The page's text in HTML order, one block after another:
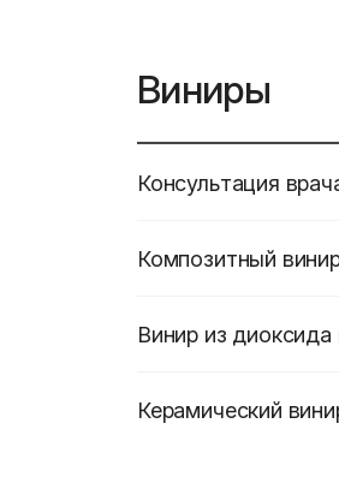
Виниры
Консультация
Композитный
Винир из
Керамический